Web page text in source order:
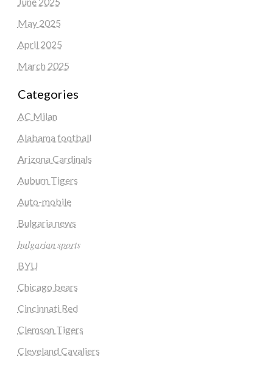
May 2025
April 2025
March 2025
Categories
AC Milan
Alabama football
Arizona Cardinals
Auburn Tigers
Auto-mobile
Bulgaria news
𝑏𝑢𝑙𝑔𝑎𝑟𝑖𝑎𝑛 𝑠𝑝𝑜𝑟𝑡𝑠
BYU
Chicago bears
Cincinnati Red
Clemson Tigers
Cleveland Cavaliers